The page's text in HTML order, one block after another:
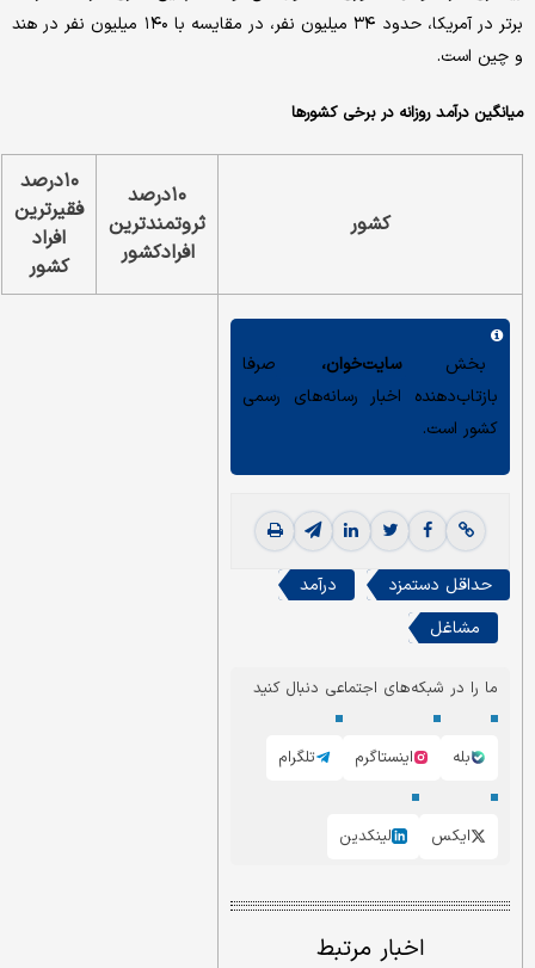
برتر در آمریکا، حدود ۳۴ میلیون نفر، در مقایسه با ۱۴۰ میلیون نفر در هند
و چین است.
میانگین درآمد روزانه در برخی کشورها
کشور
۱۰درصد
ثروتمندترین
افرادکشور
۱۰درصد
فقیرترین
افراد
کشور
بخش سایت‌خوان،
صرفا
بازتاب‌دهنده اخبار رسانه‌های رسمی
کشور است.
حداقل دستمزد
درآمد
مشاغل
ما را در شبکه‌های اجتماعی دنبال کنید
بله اینستاگرم تلگرام
ایکس لینکدین
اخبار مرتبط